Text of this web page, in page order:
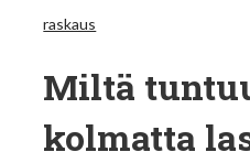
raskaus
Miltä
kolmatta